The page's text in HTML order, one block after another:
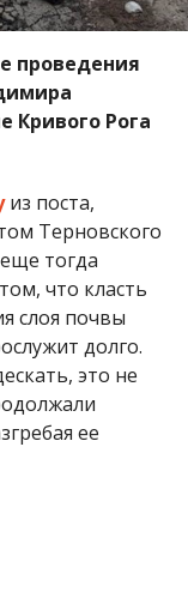
проведения
Кривого Рога
из поста,
Терновского
тогда
что класть
слоя почвы
долго.
это не
ее